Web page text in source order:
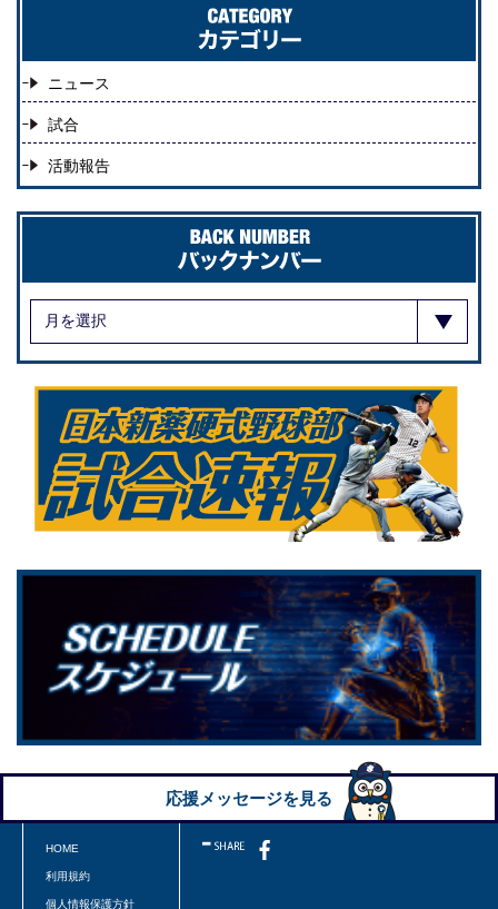
ニュース
試合
活動報告
応援メッセージを見る
HOME
利用規約
個人情報保護方針